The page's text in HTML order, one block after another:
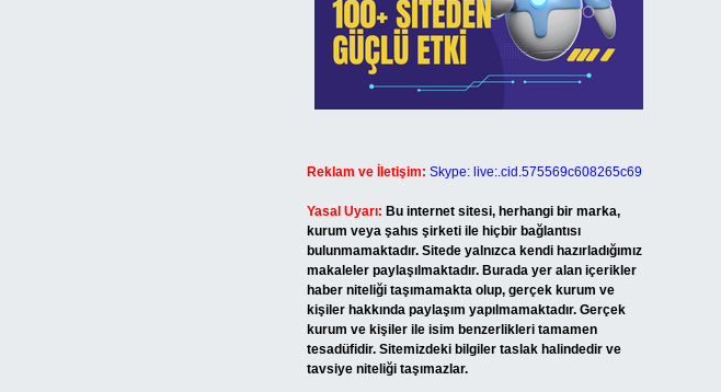
Reklam ve İletişim: Skype: live:.cid.575569c608265c69
Yasal Uyarı: Bu internet sitesi, herhangi bir marka,
kurum veya şahıs şirketi ile hiçbir bağlantısı
bulunmamaktadır. Sitede yalnızca kendi hazırladığımız
makaleler paylaşılmaktadır. Burada yer alan içerikler
haber niteliği taşımamakta olup, gerçek kurum ve
kişiler hakkında paylaşım yapılmamaktadır. Gerçek
kurum ve kişiler ile isim benzerlikleri tamamen
tesadüfidir. Sitemizdeki bilgiler taslak halindedir ve
tavsiye niteliği taşımazlar.